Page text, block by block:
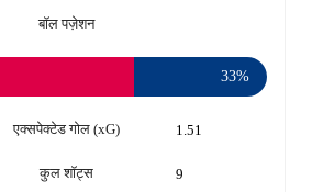
बॉल पज़ेशन
33%
एक्सपेक्टेड गोल (xG) 1.51
कुल शॉट्स 9